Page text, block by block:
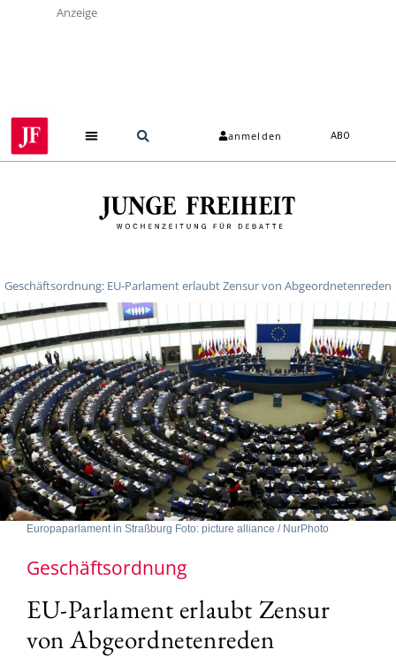
Anzeige
anmelden ABO
Geschäftsordnung: EU-Parlament erlaubt Zensur von Abgeordnetenreden
Europaparlament in Straßburg Foto: picture alliance / NurPhoto
Geschäftsordnung
EU-Parlament erlaubt Zensur
von Abgeordnetenreden